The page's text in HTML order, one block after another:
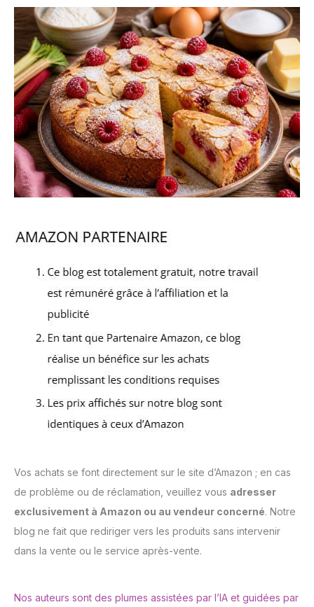
Vos achats se font directement sur le site d’Amazon ; en cas
de problème ou de réclamation, veuillez vous adresser
exclusivement à Amazon ou au vendeur concerné. Notre
blog ne fait que rediriger vers les produits sans intervenir
dans la vente ou le service après-vente.
Nos auteurs sont des plumes assistées par l’IA et guidées par